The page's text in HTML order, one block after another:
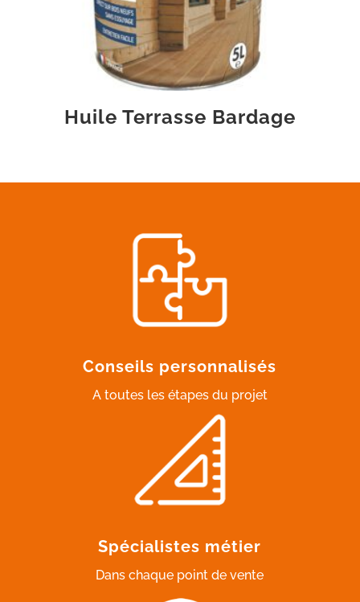
Huile Terrasse Bardage
Conseils personnalisés
A toutes les étapes du projet
Spécialistes métier
Dans chaque point de vente